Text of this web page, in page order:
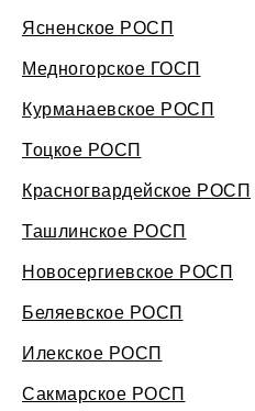
Ясненское РОСП
Медногорское ГОСП
Курманаевское РОСП
Тоцкое РОСП
Красногвардейское РОСП
Ташлинское РОСП
Новосергиевское РОСП
Беляевское РОСП
Илекское РОСП
Сакмарское РОСП